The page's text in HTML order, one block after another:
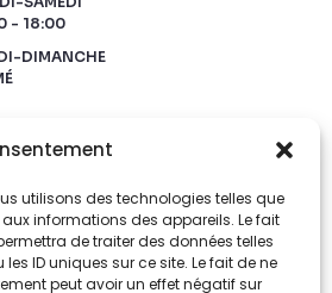
utilisons des technologies telles que
informations des appareils. Le fait
de traiter des données telles
ID uniques sur ce site. Le fait de ne
peut avoir un effet négatif sur
- 18:00
DIMANCHE